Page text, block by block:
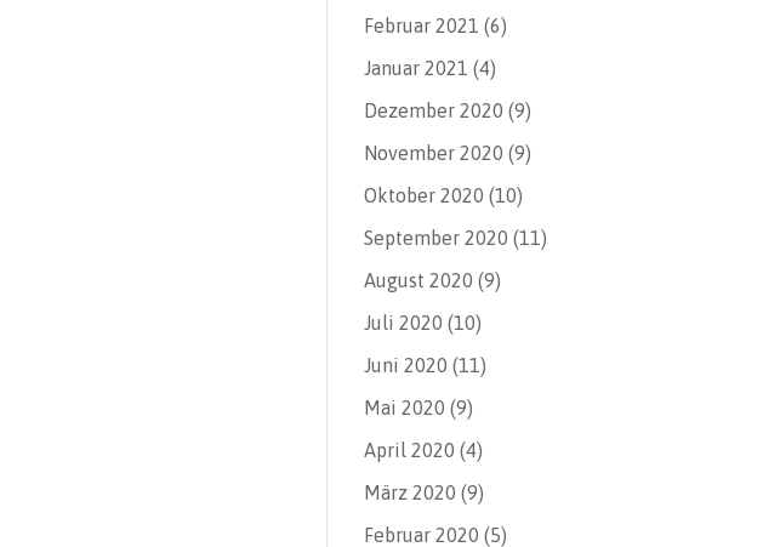
Februar 2021 (6)
Januar 2021 (4)
Dezember 2020 (9)
November 2020 (9)
Oktober 2020 (10)
September 2020 (11)
August 2020 (9)
Juli 2020 (10)
Juni 2020 (11)
Mai 2020 (9)
April 2020 (4)
März 2020 (9)
Februar 2020 (5)